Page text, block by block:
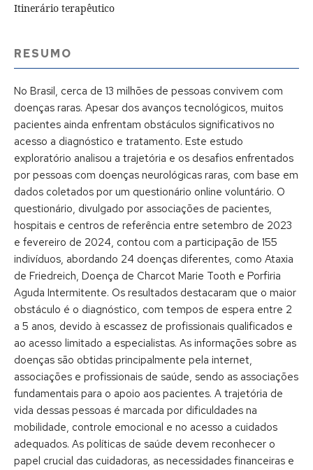
Itinerário terapêutico
RESUMO
No Brasil, cerca de 13 milhões de pessoas convivem com
doenças raras. Apesar dos avanços tecnológicos, muitos
pacientes ainda enfrentam obstáculos significativos no
acesso a diagnóstico e tratamento. Este estudo
exploratório analisou a trajetória e os desafios enfrentados
por pessoas com doenças neurológicas raras, com base em
dados coletados por um questionário online voluntário. O
questionário, divulgado por associações de pacientes,
hospitais e centros de referência entre setembro de 2023
e fevereiro de 2024, contou com a participação de 155
indivíduos, abordando 24 doenças diferentes, como Ataxia
de Friedreich, Doença de Charcot Marie Tooth e Porfiria
Aguda Intermitente. Os resultados destacaram que o maior
obstáculo é o diagnóstico, com tempos de espera entre 2
a 5 anos, devido à escassez de profissionais qualificados e
ao acesso limitado a especialistas. As informações sobre as
doenças são obtidas principalmente pela internet,
associações e profissionais de saúde, sendo as associações
fundamentais para o apoio aos pacientes. A trajetória de
vida dessas pessoas é marcada por dificuldades na
mobilidade, controle emocional e no acesso a cuidados
adequados. As políticas de saúde devem reconhecer o
papel crucial das cuidadoras, as necessidades financeiras e